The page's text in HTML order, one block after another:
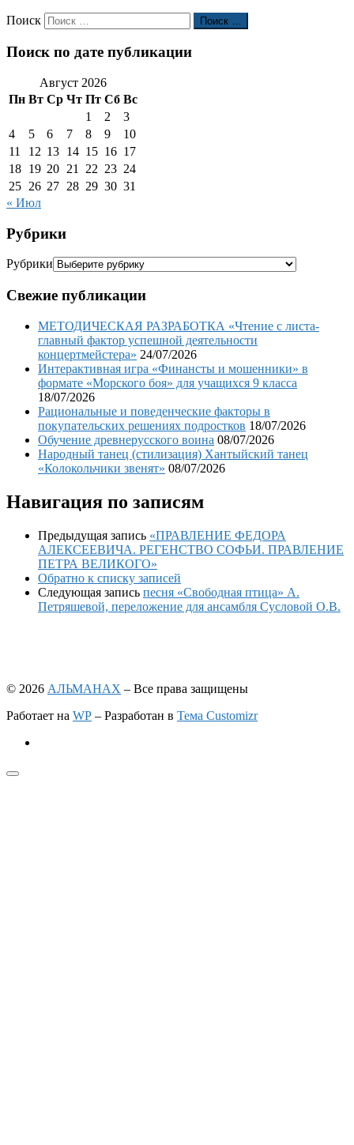
Поиск Поиск …
Поиск по дате публикации
Август 2026
Пн Вт Ср Чт Пт Сб Вс
1
2
3
4
5 6 7 8 9
10
11
12 13 14 15 16 17
18 19 20 21 22 23 24
25 26 27 28 29 30 31
« Июл
Рубрики
Рубрики
Свежие публикации
МЕТОДИЧЕСКАЯ РАЗРАБОТКА «Чтение с листа-
главный фактор успешной деятельности
концертмейстера» 24/07/2026
Интерактивная игра «Финансты и мошенники» в
формате «Морского боя» для учащихся 9 класса
18/07/2026
Рациональные и поведенческие факторы в
покупательских решениях подростков 18/07/2026
Обучение древнерусского воина 08/07/2026
Народный танец (стилизация) Хантыйский танец
«Колокольчики звенят» 08/07/2026
Навигация по записям
Предыдущая запись «ПРАВЛЕНИЕ ФЕДОРА
АЛЕКСЕЕВИЧА. РЕГЕНСТВО СОФЬИ. ПРАВЛЕНИЕ
ПЕТРА ВЕЛИКОГО»
Обратно к списку записей
Следующая запись песня «Свободная птица» А.
Петряшевой, переложение для ансамбля Сусловой О.В.
© 2026 АЛЬМАНАХ – Все права защищены
Работает на WP – Разработан в Тема Customizr